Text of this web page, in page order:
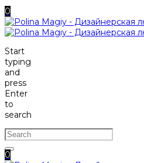
0
Start
typing
and
press
Enter
to
search
0